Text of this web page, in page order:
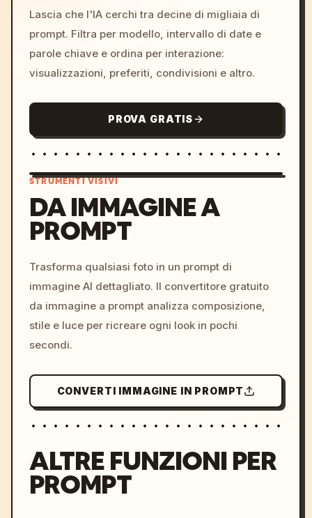
Lascia che l'IA cerchi tra decine di migliaia di
prompt. Filtra per modello, intervallo di date e
parole chiave e ordina per interazione:
visualizzazioni, preferiti, condivisioni e altro.
PROVA GRATIS
colors, 8k --v 6.0
STRUMENTI VISIVI
DA IMMAGINE A
PROMPT
Trasforma qualsiasi foto in un prompt di
immagine AI dettagliato. Il convertitore gratuito
da immagine a prompt analizza composizione,
stile e luce per ricreare ogni look in pochi
secondi.
CONVERTI IMMAGINE IN PROMPT
ALTRE FUNZIONI PER
PROMPT